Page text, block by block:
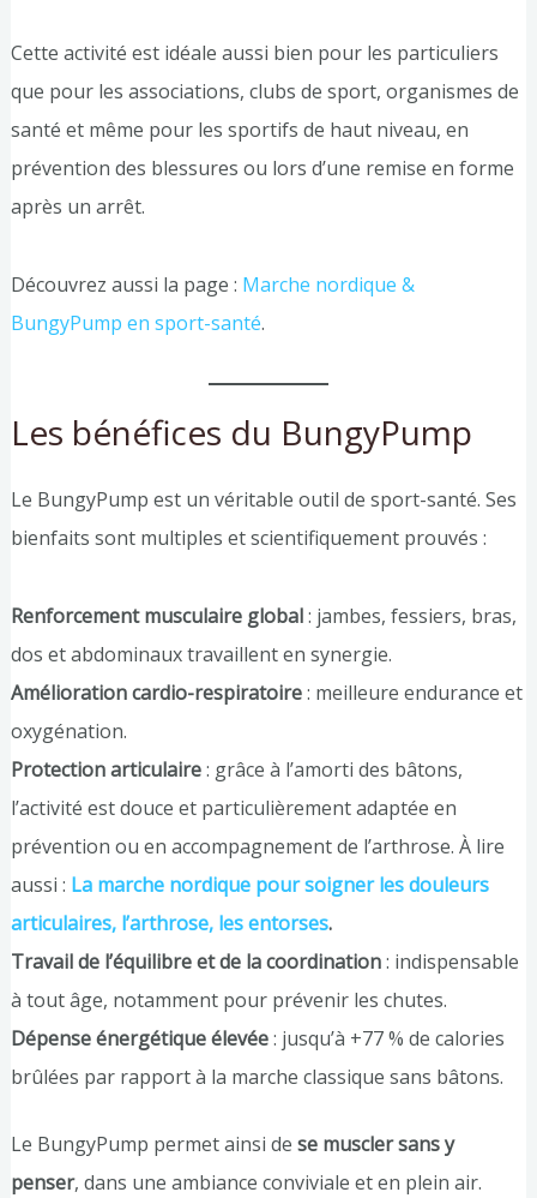
Cette activité est idéale aussi bien pour les particuliers
que pour les associations, clubs de sport, organismes de
santé et même pour les sportifs de haut niveau, en
prévention des blessures ou lors d’une remise en forme
après un arrêt.
Découvrez aussi la page : Marche nordique &
BungyPump en sport-santé.
Les bénéfices du BungyPump
Le BungyPump est un véritable outil de sport-santé. Ses
bienfaits sont multiples et scientifiquement prouvés :
Renforcement musculaire global: jambes, fessiers, bras,
dos et abdominaux travaillent en synergie.
Amélioration cardio-respiratoire: meilleure endurance et
oxygénation.
Protection articulaire: grâce à l’amorti des bâtons,
l’activité est douce et particulièrement adaptée en
prévention ou en accompagnement de l’arthrose. À lire
aussi : La marche nordique pour soigner les douleurs
articulaires, l’arthrose, les entorses.
Travail de l’équilibre et de la coordination: indispensable
à tout âge, notamment pour prévenir les chutes.
Dépense énergétique élevée: jusqu’à +77 % de calories
brûlées par rapport à la marche classique sans bâtons.
Le BungyPump permet ainsi de se muscler sans y
penser, dans une ambiance conviviale et en plein air.